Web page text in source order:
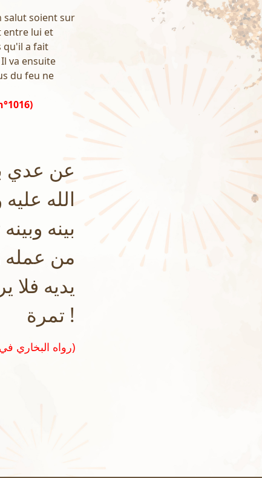
salut soient sur
entre lui et
qu'il a fait
va ensuite
du feu ne
عن عدي
الله
بينه
من عمله
يديه فلا
تمرة !
(رواه البخاري في صحيحه رقم ٧٥١٢ و مسلم في صحيحه رقم ١٠١٦)